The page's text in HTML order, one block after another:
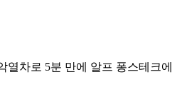
열차로 5분 만에 알프 퐁스테크에